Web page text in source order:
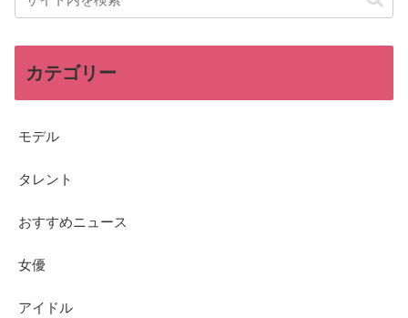
カテゴリー
モデル
タレント
おすすめニュース
女優
アイドル